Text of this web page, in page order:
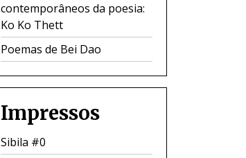
contemporâneos da poesia:
Ko Ko Thett
Poemas de Bei Dao
Impressos
Sibila #0